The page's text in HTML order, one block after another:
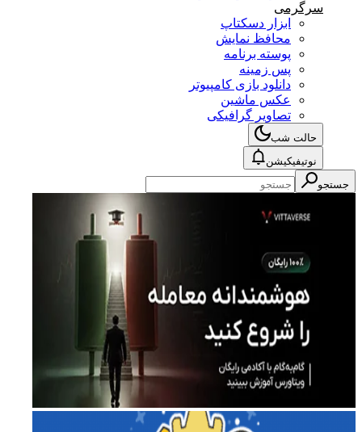
سرگرمی
ابزار دسکتاپ
محافظ نمایش
پوسته برنامه
پس زمینه
دانلود بازی کامپیوتر
عکس ماشین
تصاویر گرافیکی
حالت شب
نوتیفیکیشن
جستجو